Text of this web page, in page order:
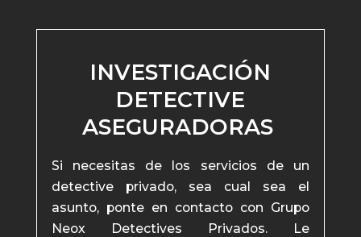
INVESTIGACIÓN
DETECTIVE
ASEGURADORAS
Si necesitas de los servicios de un
detective privado, sea cual sea el
asunto, ponte en contacto con Grupo
Neox Detectives Privados. Le